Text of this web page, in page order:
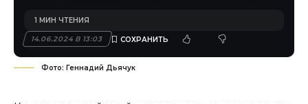
14.06.2024 В 13:03
1 МИН ЧТЕНИЯ
Фото: Геннадий Дьячук